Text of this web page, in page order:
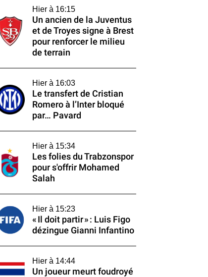
Hier à 16:15
Un ancien de la Juventus
et de Troyes signe à Brest
pour renforcer le milieu
de terrain
Hier à 16:03
Le transfert de Cristian
Romero à l’Inter bloqué
par… Pavard
Hier à 15:34
Les folies du Trabzonspor
pour s'offrir Mohamed
Salah
Hier à 15:23
« Il doit partir » : Luis Figo
dézingue Gianni Infantino
Hier à 14:44
Un joueur meurt foudroyé